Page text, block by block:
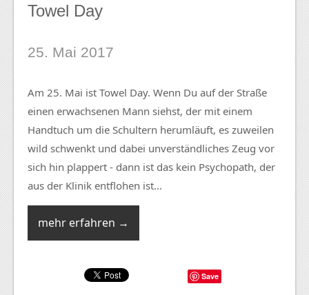
Towel Day
25. Mai 2017
Am 25. Mai ist Towel Day. Wenn Du auf der Straße
einen erwachsenen Mann siehst, der mit einem
Handtuch um die Schultern herumläuft, es zuweilen
wild schwenkt und dabei unverständliches Zeug vor
sich hin plappert - dann ist das kein Psychopath, der
aus der Klinik entflohen ist...
mehr erfahren →
Save